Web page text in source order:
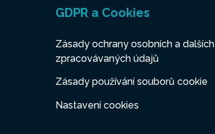
GDPR a Cookies
Zásady ochrany osobních a dalších
zpracovávaných údajů
Zásady používání souborů cookie
Nastavení cookies